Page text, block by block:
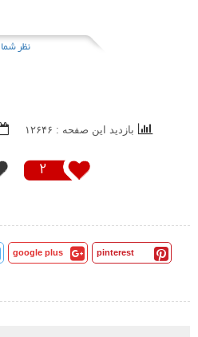
نظر شما
2
بازدید این صفحه : ۱۲۶۴۶
google plus pinterest